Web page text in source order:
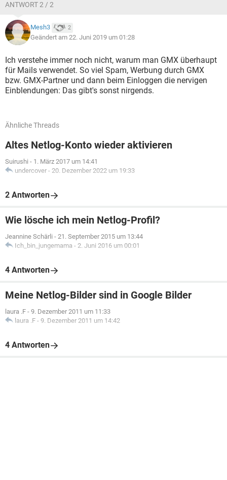
ANTWORT 2 / 2
Mesh3 2
Geändert am 22. Juni 2019 um 01:28
Ich verstehe immer noch nicht, warum man GMX überhaupt
für Mails verwendet. So viel Spam, Werbung durch GMX
bzw. GMX-Partner und dann beim Einloggen die nervigen
Einblendungen: Das gibt's sonst nirgends.
Ähnliche Threads
Altes Netlog-Konto wieder aktivieren
Suirushi - 1. März 2017 um 14:41
undercover - 20. Dezember 2022 um 19:33
2 Antworten
Wie lösche ich mein Netlog-Profil?
Jeannine Schärli - 21. September 2015 um 13:44
Ich_bin_jungemama - 2. Juni 2016 um 00:01
4 Antworten
Meine Netlog-Bilder sind in Google Bilder
laura .F - 9. Dezember 2011 um 11:33
laura .F - 9. Dezember 2011 um 14:42
4 Antworten